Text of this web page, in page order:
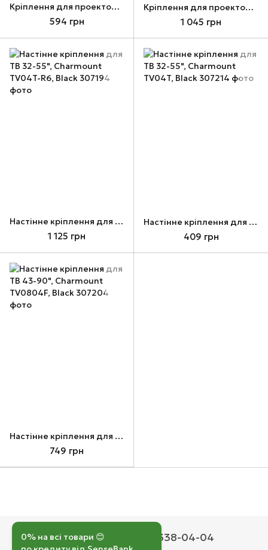
Кріплення для проектора Charmount CT-PRB-2, White
594 грн
Кріплення для проектора Charmount CT-PRB-2M, White
1 045 грн
Настінне кріплення для ТВ 32-55", Charmount TV04T-R6, Black
1 125 грн
Настінне кріплення для ТВ 32-55", Charmount TV04T, Black
409 грн
Настінне кріплення для ТВ 43-90", Charmount TV0804F, Black
749 грн
050 193-42-43 067 338-04-04
0% на всі товари 😊